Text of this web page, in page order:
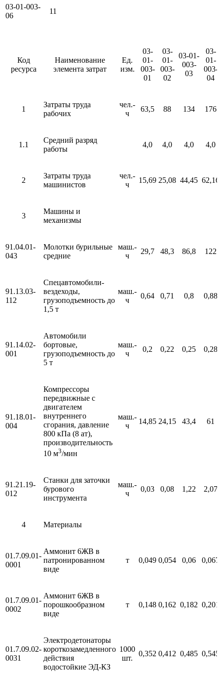
03-01-003-
06
11
Код
ресурса
Наименование
элемента затрат
Ед.
изм.
03-
01-
003-
01
03-
01-
003-
02
03-01-
003-
03
03-
01-
003-
04
1
Затраты труда
рабочих
чел.-
ч
63,5 88 134 176
1.1
Средний разряд
работы
4,0 4,0 4,0 4,0
2
Затраты труда
машинистов
чел.-
ч
15,69 25,08 44,45 62,16
3
Машины и
механизмы
91.04.01-
043
Молотки бурильные
средние
маш.-
ч
29,7 48,3 86,8 122
91.13.03-
112
Спецавтомобили-
вездеходы,
грузоподъемность до
1,5 т
маш.-
ч
0,64 0,71 0,8 0,88
91.14.02-
001
Автомобили
бортовые,
грузоподъемность до
5 т
маш.-
ч
0,2 0,22 0,25 0,28
91.18.01-
004
Компрессоры
передвижные с
двигателем
внутреннего
сгорания, давление
800 кПа (8 ат),
производительность
10 м3/мин
маш.-
ч
14,85 24,15 43,4 61
91.21.19-
012
Станки для заточки
бурового
инструмента
маш.-
ч
0,03 0,08 1,22 2,07
4 Материалы
01.7.09.01-
0001
Аммонит 6ЖВ в
патронированном
виде
т 0,049 0,054 0,06 0,067
01.7.09.01-
0002
Аммонит 6ЖВ в
порошкообразном
виде
т 0,148 0,162 0,182 0,201
01.7.09.02-
0031
Электродетонаторы
короткозамедленного
действия
водостойкие ЭД-КЗ
1000
шт.
0,352 0,412 0,485 0,545